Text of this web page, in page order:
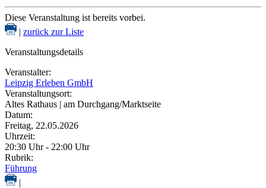
Diese Veranstaltung ist bereits vorbei.
| zurück zur Liste
Veranstaltungsdetails
Veranstalter:
Leipzig Erleben GmbH
Veranstaltungsort:
Altes Rathaus | am Durchgang/Marktseite
Datum:
Freitag, 22.05.2026
Uhrzeit:
20:30 Uhr - 22:00 Uhr
Rubrik:
Führung
|